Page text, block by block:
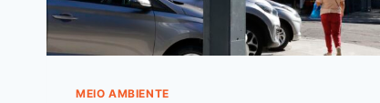
MEIO AMBIENTE